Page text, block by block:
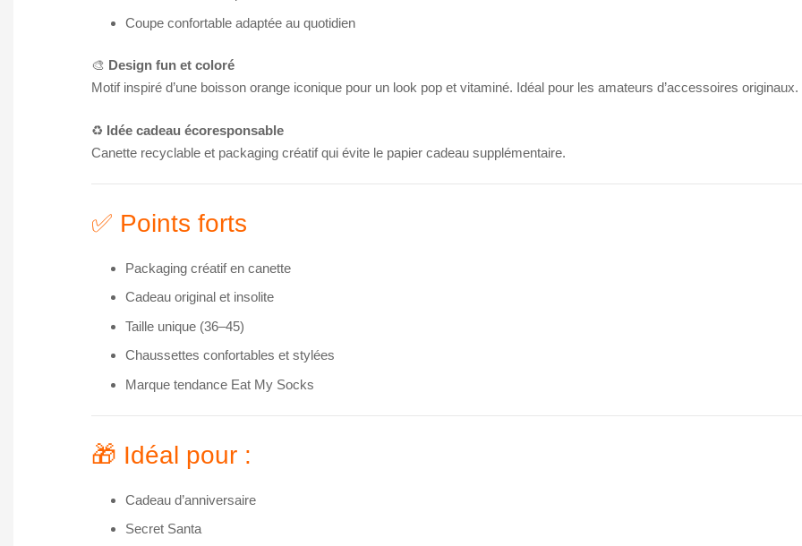
Coupe confortable adaptée au quotidien
🎨 Design fun et coloré
Motif inspiré d’une boisson orange iconique pour un look pop et vitaminé. Idéal pour les amateurs d’accessoires originaux.
♻️ Idée cadeau écoresponsable
Canette recyclable et packaging créatif qui évite le papier cadeau supplémentaire.
✅ Points forts
Packaging créatif en canette
Cadeau original et insolite
Taille unique (36–45)
Chaussettes confortables et stylées
Marque tendance Eat My Socks
🎁 Idéal pour :
Cadeau d’anniversaire
Secret Santa